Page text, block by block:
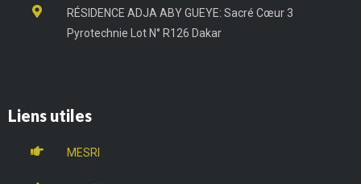
RÉSIDENCE ADJA ABY GUEYE: Sacré Cœur 3
Pyrotechnie Lot N° R126 Dakar
Liens utiles
MESRI